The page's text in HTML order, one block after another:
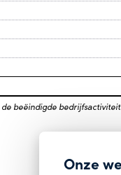
Onze
beëindigde